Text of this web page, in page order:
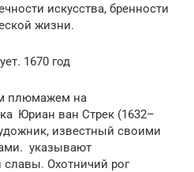
искусства, бренности
жизни.
1670 год
плюмажем на
Юриан ван Стрек (1632–
известный своими
ука­зывают
Охотничий рог